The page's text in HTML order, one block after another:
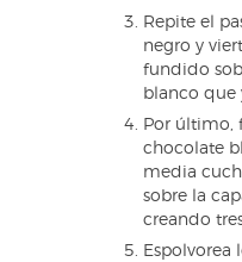
Repite el
negro y
fundido
blanco que
Por último,
chocolate
media
sobre la
creando
Espolvorea